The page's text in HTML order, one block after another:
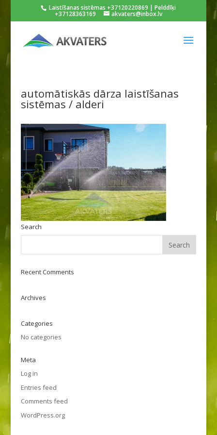
Laistīšanas sistēmas +37120220869 | Pelddīķi
+37128363169 akvaters@inbox.lv
automātiskās dārza laistīšanas
sistēmas / alderi
Search
Recent Comments
Archives
Categories
No categories
Meta
Log in
Entries feed
Comments feed
WordPress.org